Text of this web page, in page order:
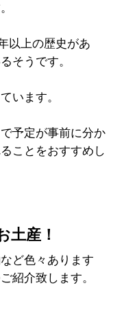
以上の歴史があ
そうです。
います。
予定が事前に分か
ことをおすすめし
土産！
ど色々あります
紹介致します。